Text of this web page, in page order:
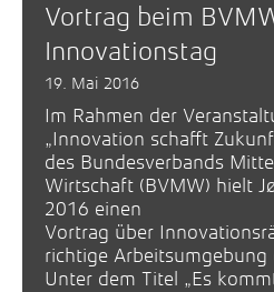
Vortrag beim
Innovationstag
19. Mai 2016
Im Rahmen der
„Innovation schafft
des Bundesverbands
Wirtschaft (BVMW) hielt
2016 einen
Vortrag über
richtige Arbeitsumgebung
Unter dem Titel „Es